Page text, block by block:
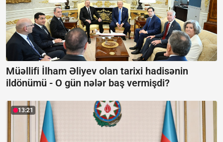
Müəllifi İlham Əliyev olan tarixi hadisənin
ildönümü - O gün nələr baş vermişdi?
13:21